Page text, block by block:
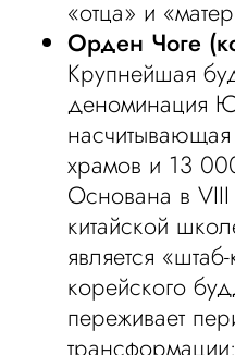
«отца» и
Орден Чоге
Крупнейшая
деноминация
храмов и 13
Основана в VIII
китайской
является
корейского
переживает